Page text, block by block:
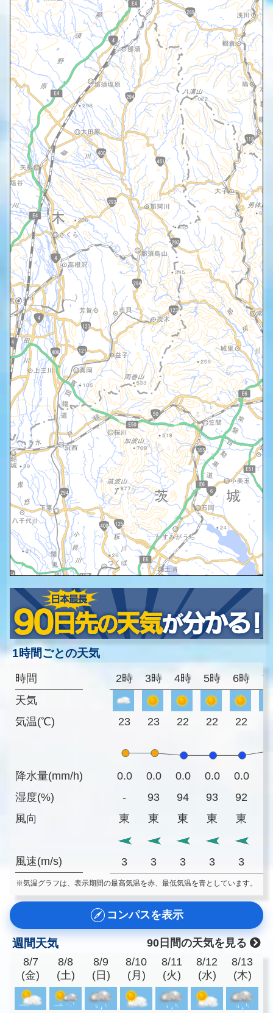
1時間ごとの天気
時間
天気
気温(℃)
降水量(mm/h)
湿度(%)
風向
風速(m/s)
2時 3時 4時 5時 6時 7
23 23 22 22 22
0.0 0.0 0.0 0.0 0.0
-
93 94 93 92
東
東 東 東 東
3 3 3 3 3
※気温グラフは、表示期間の最高気温を赤、最低気温を青としています。
コンパスを表示
週間天気
90日間の天気を見る
8/7
(金)
8/8
(土)
8/9
(日)
8/10
(月)
8/11
(火)
8/12
(水)
8/13
(木)